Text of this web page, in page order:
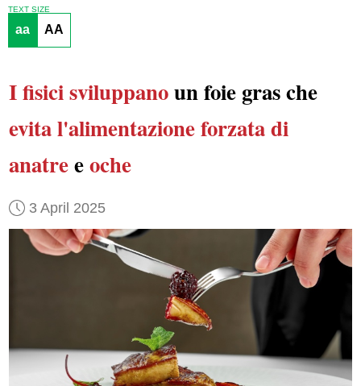
TEXT SIZE
aa AA
I fisici sviluppanoun foie gras che
evita l'alimentazione forzata di
anatreeoche
3 April 2025